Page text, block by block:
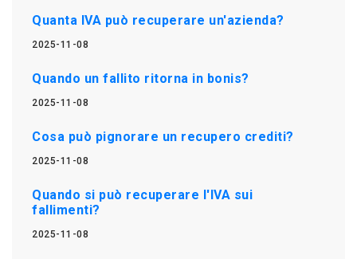
Quanta IVA può recuperare un'azienda?
2025-11-08
Quando un fallito ritorna in bonis?
2025-11-08
Cosa può pignorare un recupero crediti?
2025-11-08
Quando si può recuperare l'IVA sui
fallimenti?
2025-11-08